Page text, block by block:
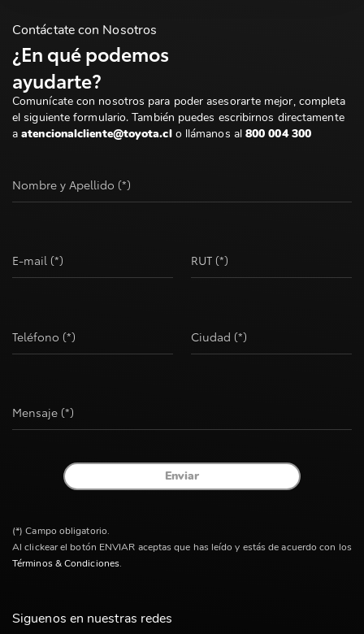
Contáctate con Nosotros
¿En qué podemos
ayudarte?
Comunícate con nosotros para poder asesorarte mejor, completa
el siguiente formulario. También puedes escribirnos directamente
aatencionalcliente@toyota.clo llámanos al 800 004 300
Siguenos en nuestras redes
Nombre y Apellido (*)
E-mail (*) RUT (*)
Teléfono (*) Ciudad (*)
Mensaje (*)
Enviar
(*) Campo obligatorio.
Al clickear el botón ENVIAR aceptas que has leído y estás de acuerdo con los
Términos & Condiciones.